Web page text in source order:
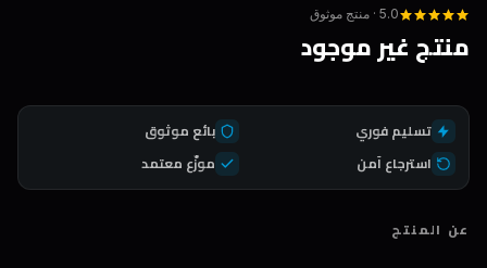
5.0 · منتج موثوق
منتج غير موجود
تسليم فوري
بائع موثوق
استرجاع آمن
موزّع معتمد
عن المنتج